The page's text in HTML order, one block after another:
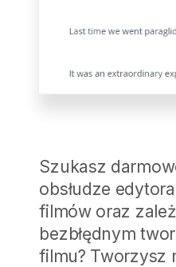
Szukasz
obsłudze
filmów oraz
bezbłędnym
filmu? Tworzysz